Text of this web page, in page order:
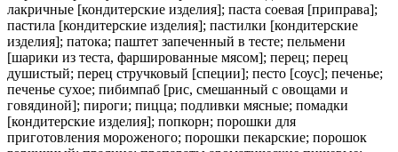
лакричные [кондитерские изделия]; паста соевая [приправа];
пастила [кондитерские изделия]; пастилки [кондитерские
изделия]; патока; паштет запеченный в тесте; пельмени
[шарики из теста, фаршированные мясом]; перец; перец
душистый; перец стручковый [специи]; песто [соус]; печенье;
печенье сухое; пибимпаб [рис, смешанный с овощами и
говядиной]; пироги; пицца; подливки мясные; помадки
[кондитерские изделия]; попкорн; порошки для
приготовления мороженого; порошки пекарские; порошок